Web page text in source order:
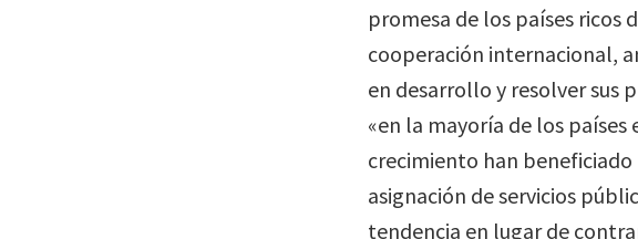
promesa de los países ricos
cooperación internacional,
en desarrollo y resolver sus
«en la mayoría de los
crecimiento han
asignación de servicios
tendencia en lugar de